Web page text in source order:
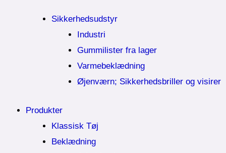
Sikkerhedsudstyr
Industri
Gummilister fra lager
Varmebeklædning
Øjenværn; Sikkerhedsbriller og visirer
Produkter
Klassisk Tøj
Beklædning